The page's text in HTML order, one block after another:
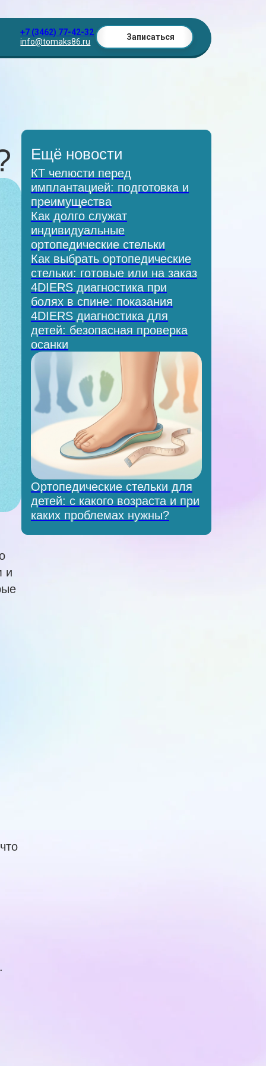
+7 (3462) 77-42-32
info@tomaks86.ru
Записаться
и
Ещё новости
КТ челюсти перед
имплантацией: подготовка и
преимущества
Как долго служат
индивидуальные
ортопедические стельки
Как выбрать ортопедические
стельки: готовые или на заказ
4DIERS диагностика при
болях в спине: показания
4DIERS диагностика для
детей: безопасная проверка
осанки
Ортопедические стельки для
детей: с какого возраста и при
каких проблемах нужны?